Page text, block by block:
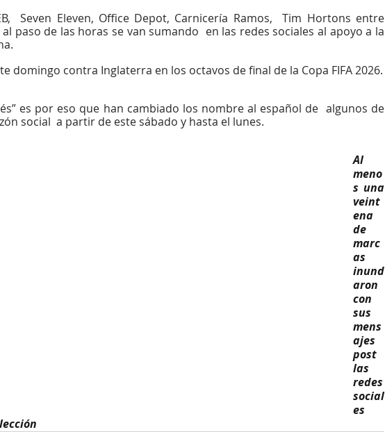
Seven Eleven, Office Depot, Carnicería Ramos,  Tim Hortons entre
paso de las horas se van sumando  en las redes sociales al apoyo a la
domingo contra Inglaterra en los octavos de final de la Copa FIFA 2026.
es por eso que han cambiado los nombre al español de  algunos de
social  a partir de este sábado y hasta el lunes.
Al
meno
s una
veint
ena
de
marc
as
inund
aron
con
sus
mens
ajes
post
las
redes
social
es